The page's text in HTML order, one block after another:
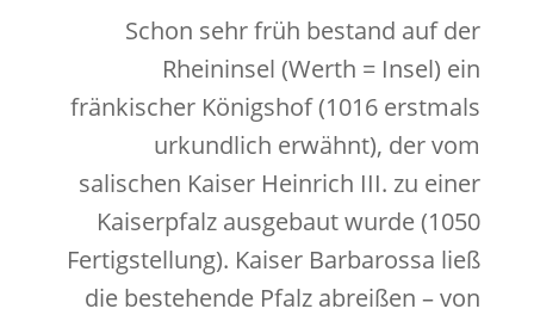
Schon sehr früh bestand auf der
Rheininsel (Werth = Insel) ein
fränkischer Königshof (1016 erstmals
urkundlich erwähnt), der vom
salischen Kaiser Heinrich III. zu einer
Kaiserpfalz ausgebaut wurde (1050
Fertigstellung). Kaiser Barbarossa ließ
die bestehende Pfalz abreißen – von